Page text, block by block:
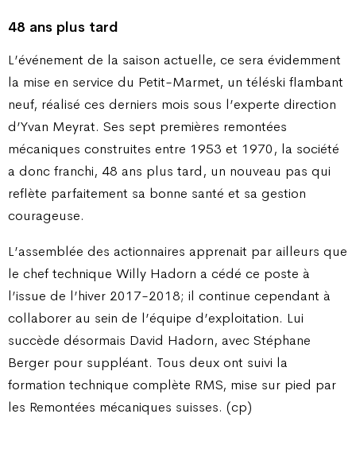
48 ans plus tard
L’événement de la saison actuelle, ce sera évidemment
la mise en service du Petit-Marmet, un téléski flambant
neuf, réalisé ces derniers mois sous l’experte direction
d’Yvan Meyrat. Ses sept premières remontées
mécaniques construites entre 1953 et 1970, la société
a donc franchi, 48 ans plus tard, un nouveau pas qui
reflète parfaitement sa bonne santé et sa gestion
courageuse.
L’assemblée des actionnaires apprenait par ailleurs que
le chef technique Willy Hadorn a cédé ce poste à
l’issue de l’hiver 2017-2018; il continue cependant à
collaborer au sein de l’équipe d’exploitation. Lui
succède désormais David Hadorn, avec Stéphane
Berger pour suppléant. Tous deux ont suivi la
formation technique complète RMS, mise sur pied par
les Remontées mécaniques suisses. (cp)